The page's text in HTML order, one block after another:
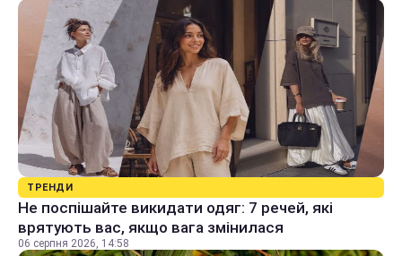
ТРЕНДИ
Не поспішайте викидати одяг: 7 речей, які
врятують вас, якщо вага змінилася
06 серпня 2026, 14:58